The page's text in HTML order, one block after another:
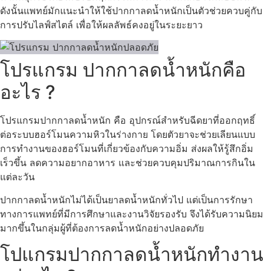
ดังนั้นแพทย์มักแนะนำให้ใช้ปากกาลดน้ำหนักเป็นตัวช่วยควบคู่กับ
การปรับไลฟ์สไตล์ เพื่อให้ผลลัพธ์คงอยู่ในระยะยาว
โปรแกรม ปากกาลดน้ำหนักคือ
อะไร ?
โปรแกรมปากกาลดน้ำหนัก คือ อุปกรณ์สำหรับฉีดยาที่ออกฤทธิ์
ต่อระบบฮอร์โมนความหิวในร่างกาย โดยตัวยาจะช่วยเลียนแบบ
การทำงานของฮอร์โมนที่เกี่ยวข้องกับความอิ่ม ส่งผลให้รู้สึกอิ่ม
เร็วขึ้น ลดความอยากอาหาร และช่วยควบคุมปริมาณการกินใน
แต่ละวัน
ปากกาลดน้ำหนักไม่ได้เป็นยาลดน้ำหนักทั่วไป แต่เป็นการรักษา
ทางการแพทย์ที่มีการศึกษาและงานวิจัยรองรับ จึงได้รับความนิยม
มากขึ้นในกลุ่มผู้ที่ต้องการลดน้ำหนักอย่างปลอดภัย
โปแกรมปากกาลดน้ำหนักทำงาน